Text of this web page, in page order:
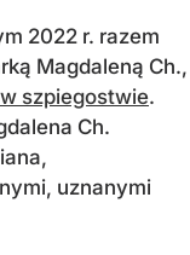
2022 r. razem
Magdaleną Ch.,
szpiegostwie.
Ch.
uznanymi